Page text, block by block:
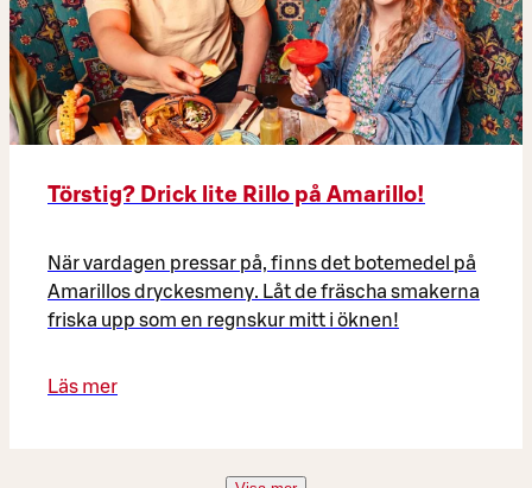
Törstig? Drick lite Rillo på Amarillo!
När vardagen pressar på, finns det botemedel på
Amarillos dryckesmeny. Låt de fräscha smakerna
friska upp som en regnskur mitt i öknen!
Läs mer